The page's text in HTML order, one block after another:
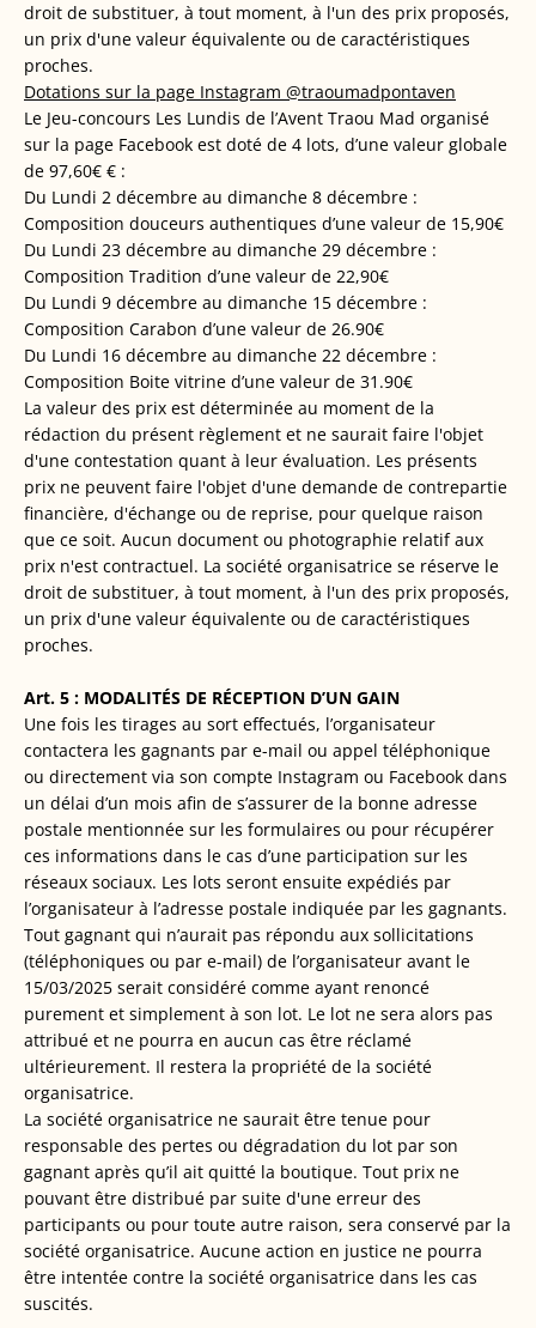
droit de substituer, à tout moment, à l'un des prix proposés,
un prix d'une valeur équivalente ou de caractéristiques
proches.
Dotations sur la page Instagram @traoumadpontaven
Le Jeu-concours Les Lundis de l’Avent Traou Mad organisé
sur la page Facebook est doté de 4 lots, d’une valeur globale
de 97,60€ € :
Du Lundi 2 décembre au dimanche 8 décembre :
Composition douceurs authentiques d’une valeur de 15,90€
Du Lundi 23 décembre au dimanche 29 décembre :
Composition Tradition d’une valeur de 22,90€
Du Lundi 9 décembre au dimanche 15 décembre :
Composition Carabon d’une valeur de 26.90€
Du Lundi 16 décembre au dimanche 22 décembre :
Composition Boite vitrine d’une valeur de 31.90€
La valeur des prix est déterminée au moment de la
rédaction du présent règlement et ne saurait faire l'objet
d'une contestation quant à leur évaluation. Les présents
prix ne peuvent faire l'objet d'une demande de contrepartie
financière, d'échange ou de reprise, pour quelque raison
que ce soit. Aucun document ou photographie relatif aux
prix n'est contractuel. La société organisatrice se réserve le
droit de substituer, à tout moment, à l'un des prix proposés,
un prix d'une valeur équivalente ou de caractéristiques
proches.
Art. 5 : MODALITÉS DE RÉCEPTION D’UN GAIN
Une fois les tirages au sort effectués, l’organisateur
contactera les gagnants par e-mail ou appel téléphonique
ou directement via son compte Instagram ou Facebook dans
un délai d’un mois afin de s’assurer de la bonne adresse
postale mentionnée sur les formulaires ou pour récupérer
ces informations dans le cas d’une participation sur les
réseaux sociaux. Les lots seront ensuite expédiés par
l’organisateur à l’adresse postale indiquée par les gagnants.
Tout gagnant qui n’aurait pas répondu aux sollicitations
(téléphoniques ou par e-mail) de l’organisateur avant le
15/03/2025 serait considéré comme ayant renoncé
purement et simplement à son lot. Le lot ne sera alors pas
attribué et ne pourra en aucun cas être réclamé
ultérieurement. Il restera la propriété de la société
organisatrice.
La société organisatrice ne saurait être tenue pour
responsable des pertes ou dégradation du lot par son
gagnant après qu’il ait quitté la boutique. Tout prix ne
pouvant être distribué par suite d'une erreur des
participants ou pour toute autre raison, sera conservé par la
société organisatrice. Aucune action en justice ne pourra
être intentée contre la société organisatrice dans les cas
suscités.